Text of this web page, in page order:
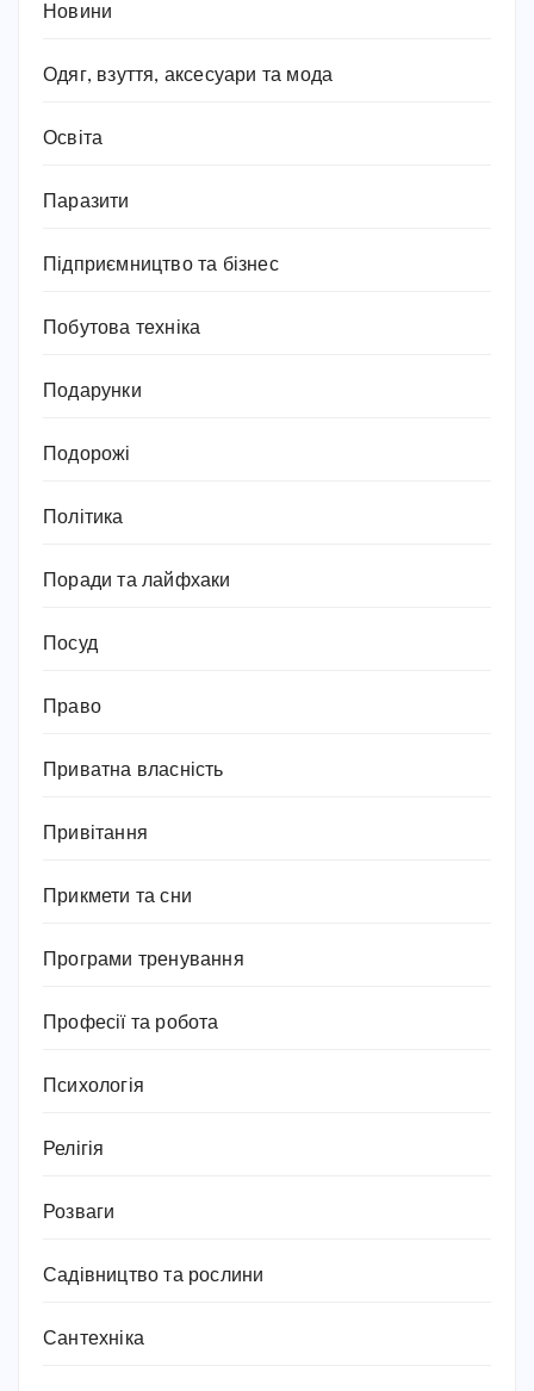
Новини
Одяг, взуття, аксесуари та мода
Освіта
Паразити
Підприємництво та бізнес
Побутова техніка
Подарунки
Подорожі
Політика
Поради та лайфхаки
Посуд
Право
Приватна власність
Привітання
Прикмети та сни
Програми тренування
Професії та робота
Психологія
Релігія
Розваги
Садівництво та рослини
Сантехніка